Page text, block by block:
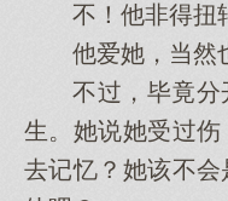
不！他非得扭转
他爱她，当然也
不过，毕竟分
生。她说她受过
去记忆？她该不